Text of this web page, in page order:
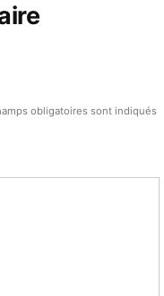
obligatoires sont indiqués